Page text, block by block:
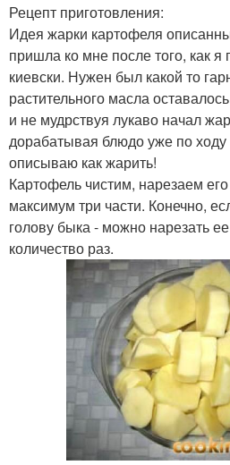
Рецепт приготовления:
Идея жарки картофеля
пришла ко мне после того, как я
киевски. Нужен был какой то
растительного масла
и не мудрствуя лукаво начал
дорабатывая блюдо уже по
описываю как жарить!
Картофель чистим, нарезаем
максимум три части. Конечно,
голову быка - можно нарезать
количество раз.